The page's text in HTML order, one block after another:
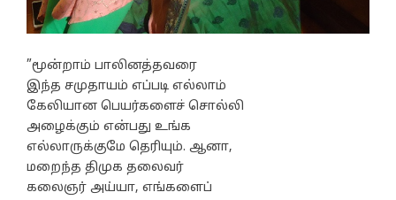
”மூன்றாம் பாலினத்தவரை
இந்த சமுதாயம் எப்படி எல்லாம்
கேலியான பெயர்களைச் சொல்லி
அழைக்கும் என்பது உங்க
எல்லாருக்குமே தெரியும். ஆனா,
மறைந்த திமுக தலைவர்
கலைஞர் அய்யா, எங்களைப்